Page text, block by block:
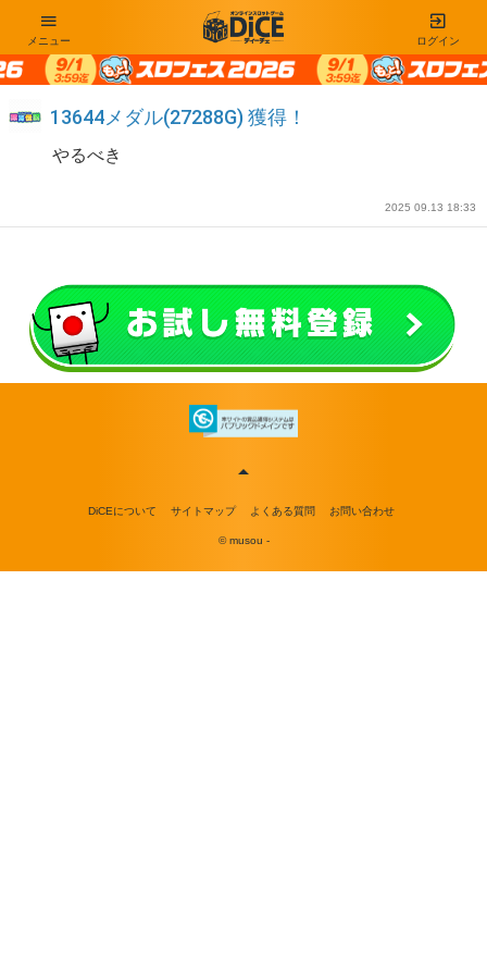
ログイン
メニュー
13644メダル(27288G) 獲得！
やるべき
2025 09.13 18:33
DiCEについて サイトマップ よくある質問 お問い合わせ
© musou -